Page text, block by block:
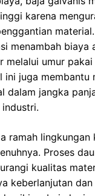
karena
menambah biaya
melalui umur
ini juga membantu
dalam jangka
ramah lingkungan
Proses
kualitas
keberlanjutan